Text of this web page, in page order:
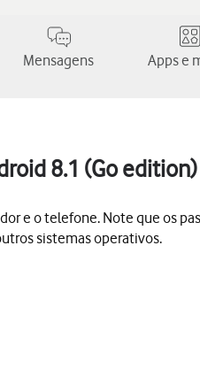
Mensagens Apps e
8.1 (Go edition)
e o telefone. Note que os
sistemas operativos.